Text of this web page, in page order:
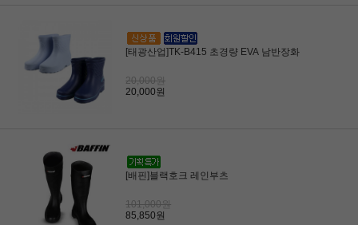
[태광산업]TK-B415 초경량 EVA 남반장화
20,000원
20,000원
[배핀]블랙호크 레인부츠
101,000원
85,850원